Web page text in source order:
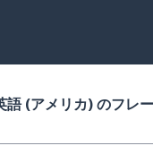
語 (アメリカ) のフレ